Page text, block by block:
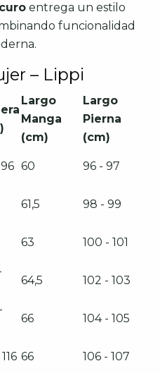
entrega un estilo
funcionalidad
– Lippi
Largo
Manga
(cm)
Largo
Pierna
(cm)
60 96 - 97
61,5 98 - 99
63 100 - 101
64,5 102 - 103
66 104 - 105
66 106 - 107